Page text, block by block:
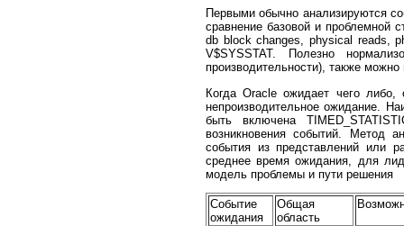
Первыми обычно анализируются
сравнение базовой и проблемной
db block changes, physical reads,
V$SYSSTAT. Полезно
производительности), также
Когда Oracle ожидает чего
непроизводительное ожидание.
быть включена
возникновения событий. Метод
события из представлений или
среднее время ожидания, для
модель проблемы и пути решения
Событие
ожидания
Общая
область